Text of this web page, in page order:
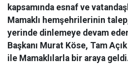
kapsamında esnaf ve
Mamaklı hemşehrilerinin
yerinde dinlemeye devam
Başkanı Murat Köse, Tam
ile Mamaklılarla bir araya